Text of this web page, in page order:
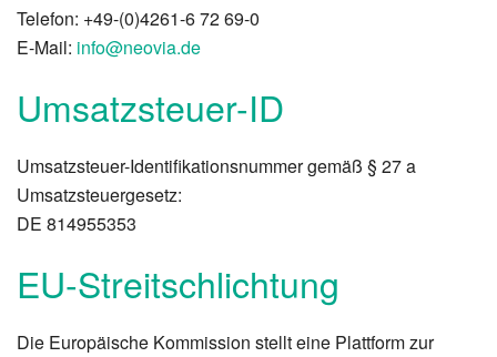
Telefon: +49-(0)4261-6 72 69-0
E-Mail: info@neovia.de
Umsatzsteuer-ID
Umsatzsteuer-Identifikationsnummer gemäß § 27 a
Umsatzsteuergesetz:
DE 814955353
EU-Streitschlichtung
Die Europäische Kommission stellt eine Plattform zur